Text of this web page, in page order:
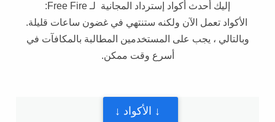
إليك أحدث أكواد إسترداد المجانية لـ Free Fire:
الأكواد تعمل الآن ولكنه ستنتهي في غضون ساعات قليلة.
وبالتالي ، يجب على المستخدمين المطالبة بالمكافآت في
أسرع وقت ممكن.
↓ الأكواد ↓